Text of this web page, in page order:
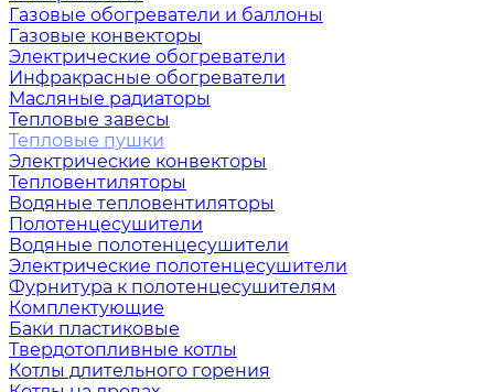
Газовые обогреватели и баллоны
Газовые конвекторы
Электрические обогреватели
Инфракрасные обогреватели
Масляные радиаторы
Тепловые завесы
Тепловые пушки
Электрические конвекторы
Тепловентиляторы
Водяные тепловентиляторы
Полотенцесушители
Водяные полотенцесушители
Электрические полотенцесушители
Фурнитура к полотенцесушителям
Комплектующие
Баки пластиковые
Твердотопливные котлы
Котлы длительного горения